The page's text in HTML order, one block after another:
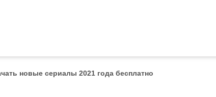
новые сериалы 2021 года бесплатно